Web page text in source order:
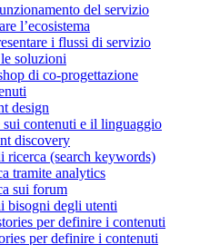
del servizio
l’ecosistema
i flussi di servizio
soluzioni
di co-progettazione
design
sui contenuti e il linguaggio
discovery
ricerca (search keywords)
tramite analytics
sui forum
bisogni degli utenti
per definire i contenuti
per definire i contenuti